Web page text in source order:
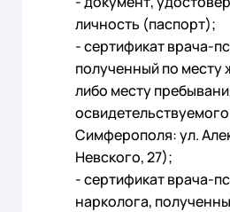
личность (паспорт);
- сертификат врача-
полученный по месту
либо месту
Симферополя: ул.
Невского, 27);
- сертификат врача-
нарколога,